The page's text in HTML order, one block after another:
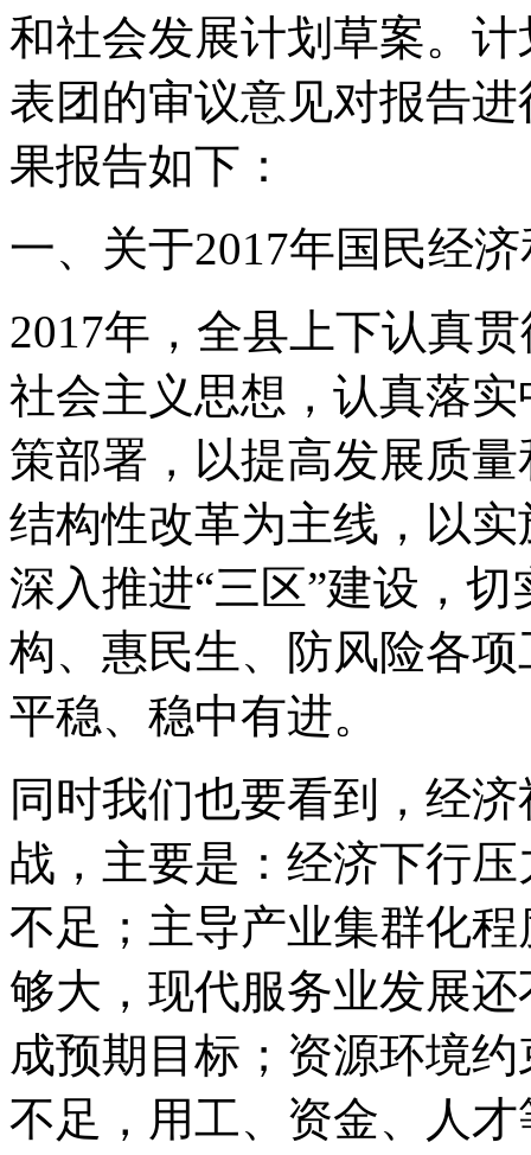
和社会发展计划草案。
表团的审议意见对报告
果报告如下：
一、关于2017年国民经
2017年，全县上下认真
社会主义思想，认真落
策部署，以提高发展质
结构性改革为主线，以
深入推进“三区”建设，
构、惠民生、防风险各
平稳、稳中有进。
同时我们也要看到，经
战，主要是：经济下行
不足；主导产业集群化
够大，现代服务业发展
成预期目标；资源环境
不足，用工、资金、人